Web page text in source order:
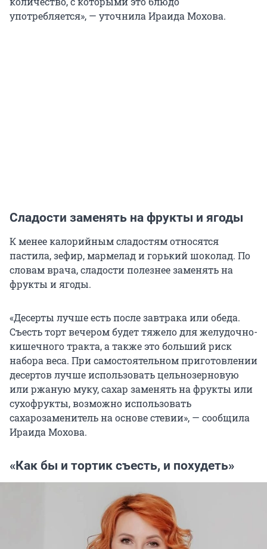
употребляется», — уточнила Ираида Мохова.
Сладости заменять на фрукты и ягоды
К менее калорийным сладостям относятся
пастила, зефир, мармелад и горький шоколад. По
словам врача, сладости полезнее заменять на
фрукты и ягоды.
«Десерты лучше есть после завтрака или обеда.
Съесть торт вечером будет тяжело для желудочно-
кишечного тракта, а также это больший риск
набора веса. При самостоятельном приготовлении
десертов лучше использовать цельнозерновую
или ржаную муку, сахар заменять на фрукты или
сухофрукты, возможно использовать
сахарозаменитель на основе стевии», — сообщила
Ираида Мохова.
«Как бы и тортик съесть, и похудеть»